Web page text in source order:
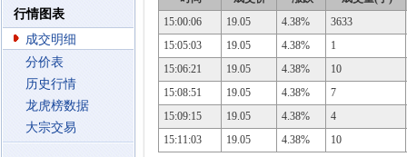
行情图表
成交明细
分价表
历史行情
龙虎榜数据
大宗交易
15:00:06
19.05 4.38%
3633
15:05:03
19.05 4.38%
1
15:06:21
19.05 4.38%
10
15:08:51
19.05 4.38%
7
15:09:15
19.05 4.38%
4
15:11:03
19.05 4.38% 10